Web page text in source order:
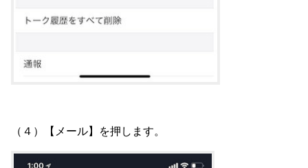
（４）【メール】を押します。